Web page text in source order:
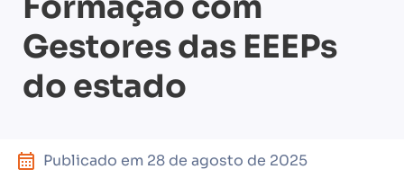
Gestores das EEEPs
do estado
Publicado em 28 de agosto de 2025